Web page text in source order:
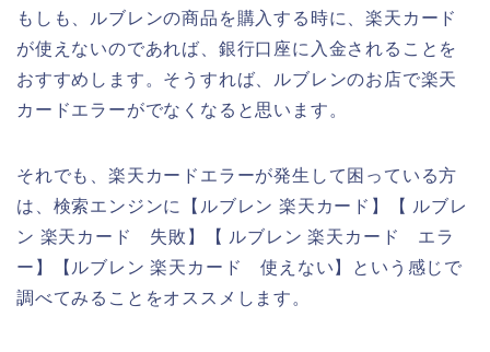
もしも、ルブレンの商品を購入する時に、楽天カード
が使えないのであれば、銀行口座に入金されることを
おすすめします。そうすれば、ルブレンのお店で楽天
カードエラーがでなくなると思います。
それでも、楽天カードエラーが発生して困っている方
は、検索エンジンに【ルブレン 楽天カード】【 ルブレ
ン 楽天カード 失敗】【 ルブレン 楽天カード エラ
ー】【ルブレン 楽天カード 使えない】という感じで
調べてみることをオススメします。